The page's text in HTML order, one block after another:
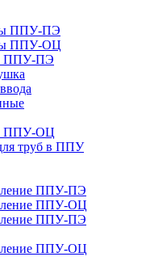
ППУ-ПЭ
ППУ-ОЦ
ППУ-ПЭ
ППУ-ОЦ
труб в ППУ
ППУ-ПЭ
ППУ-ОЦ
ППУ-ПЭ
ППУ-ОЦ